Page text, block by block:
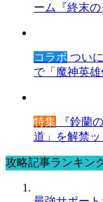
ーム『終末
コラボ つい
で「魔神英
特集 『鈴蘭
道」を解禁
攻略記事ランキン